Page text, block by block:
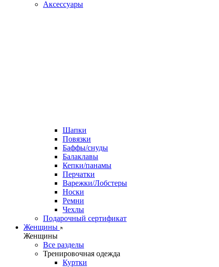
Аксессуары
Шапки
Повязки
Баффы/снуды
Балаклавы
Кепки/панамы
Перчатки
Варежки/Лобстеры
Носки
Ремни
Чехлы
Подарочный сертификат
Женщины
Женщины
Все разделы
Тренировочная одежда
Куртки